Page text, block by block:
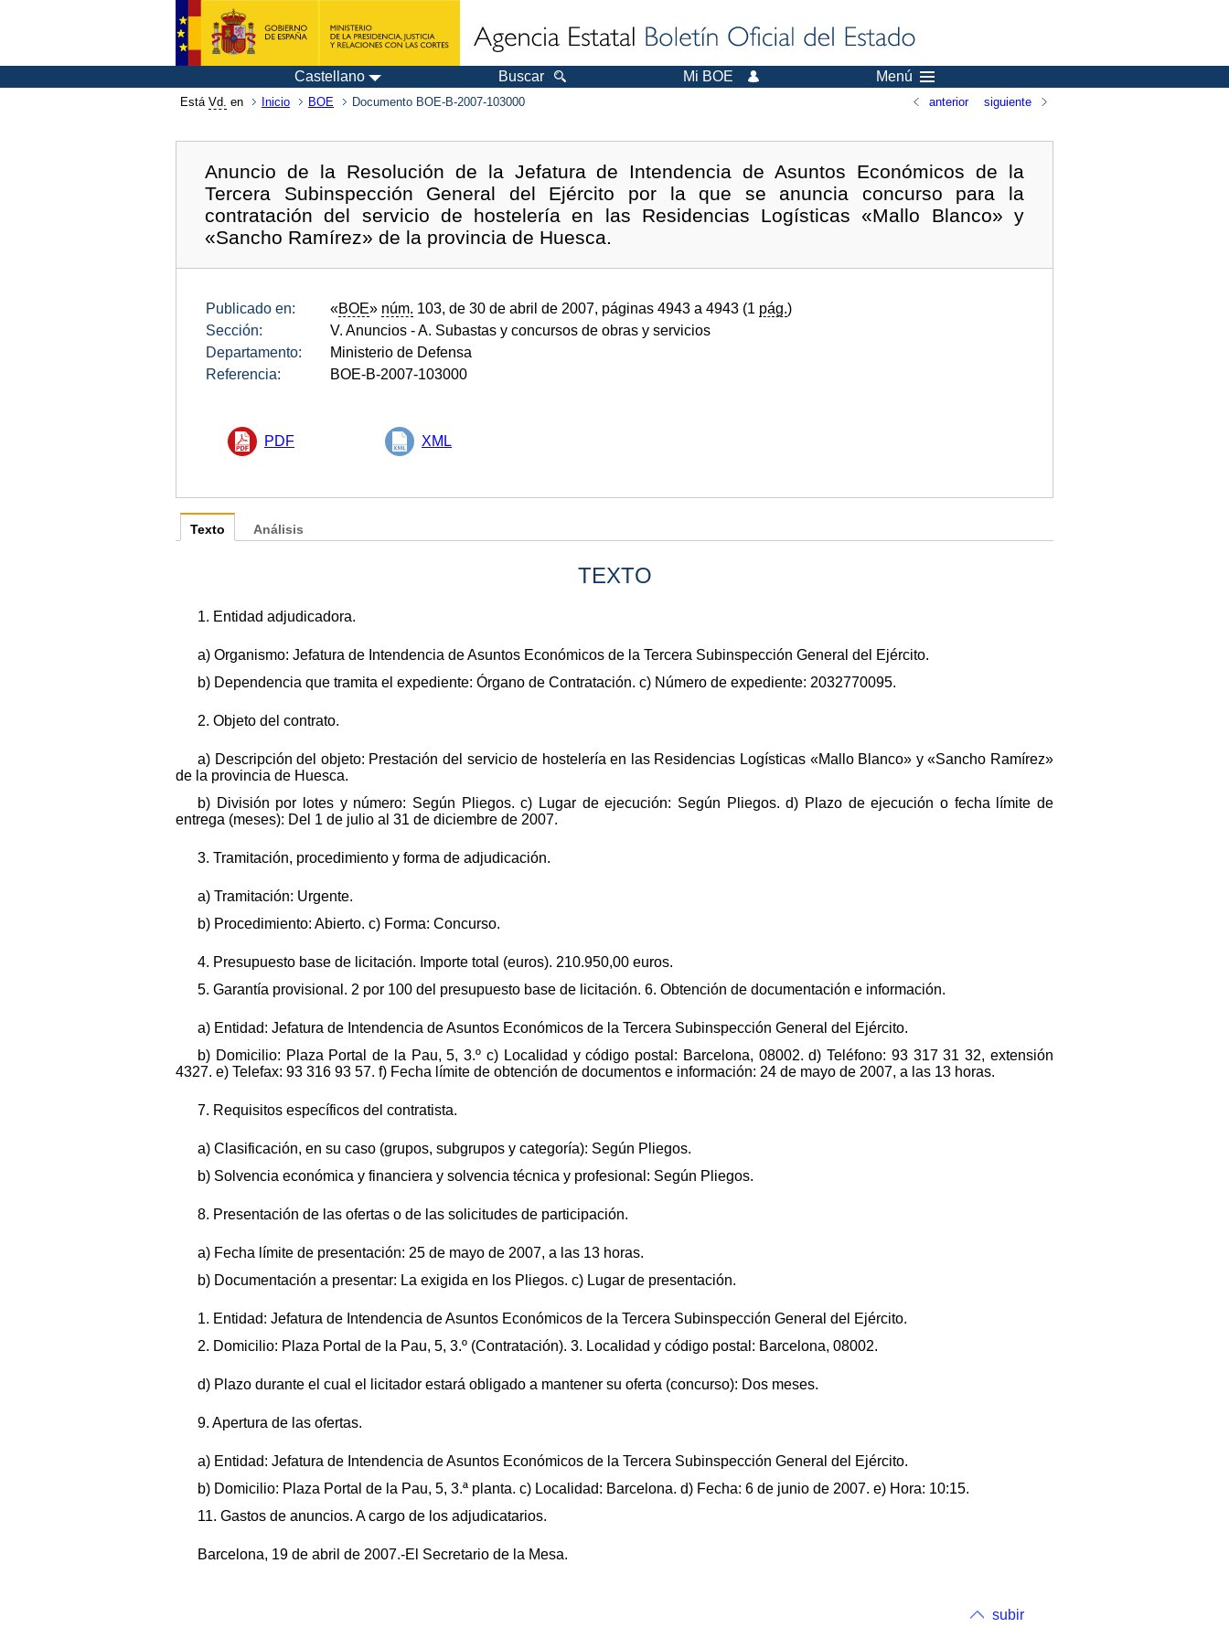
Castellano Buscar Mi BOE Menú
Está Vd. en Inicio BOE Documento BOE-B-2007-103000 anterior siguiente
Anuncio de la Resolución de la Jefatura de Intendencia de Asuntos Económicos de la
Tercera Subinspección General del Ejército por la que se anuncia concurso para la
contratación del servicio de hostelería en las Residencias Logísticas «Mallo Blanco» y
«Sancho Ramírez» de la provincia de Huesca.
Publicado en: «BOE» núm. 103, de 30 de abril de 2007, páginas 4943 a 4943 (1 pág.)
Sección:
V. Anuncios - A. Subastas y concursos de obras y servicios
Departamento:
Ministerio de Defensa
Referencia:
BOE-B-2007-103000
PDF XML
Texto
TEXTO
1. Entidad adjudicadora.
a) Organismo: Jefatura de Intendencia de Asuntos Económicos de la Tercera Subinspección General del Ejército.
b) Dependencia que tramita el expediente: Órgano de Contratación. c) Número de expediente: 2032770095.
2. Objeto del contrato.
a) Descripción del objeto: Prestación del servicio de hostelería en las Residencias Logísticas «Mallo Blanco» y «Sancho Ramírez»
de la provincia de Huesca.
b) División por lotes y número: Según Pliegos. c) Lugar de ejecución: Según Pliegos. d) Plazo de ejecución o fecha límite de
entrega (meses): Del 1 de julio al 31 de diciembre de 2007.
3. Tramitación, procedimiento y forma de adjudicación.
a) Tramitación: Urgente.
b) Procedimiento: Abierto. c) Forma: Concurso.
4. Presupuesto base de licitación. Importe total (euros). 210.950,00 euros.
5. Garantía provisional. 2 por 100 del presupuesto base de licitación. 6. Obtención de documentación e información.
a) Entidad: Jefatura de Intendencia de Asuntos Económicos de la Tercera Subinspección General del Ejército.
b) Domicilio: Plaza Portal de la Pau, 5, 3.º c) Localidad y código postal: Barcelona, 08002. d) Teléfono: 93 317 31 32, extensión
4327. e) Telefax: 93 316 93 57. f) Fecha límite de obtención de documentos e información: 24 de mayo de 2007, a las 13 horas.
7. Requisitos específicos del contratista.
a) Clasificación, en su caso (grupos, subgrupos y categoría): Según Pliegos.
b) Solvencia económica y financiera y solvencia técnica y profesional: Según Pliegos.
8. Presentación de las ofertas o de las solicitudes de participación.
a) Fecha límite de presentación: 25 de mayo de 2007, a las 13 horas.
b) Documentación a presentar: La exigida en los Pliegos. c) Lugar de presentación.
1. Entidad: Jefatura de Intendencia de Asuntos Económicos de la Tercera Subinspección General del Ejército.
2. Domicilio: Plaza Portal de la Pau, 5, 3.º (Contratación). 3. Localidad y código postal: Barcelona, 08002.
d) Plazo durante el cual el licitador estará obligado a mantener su oferta (concurso): Dos meses.
9. Apertura de las ofertas.
a) Entidad: Jefatura de Intendencia de Asuntos Económicos de la Tercera Subinspección General del Ejército.
b) Domicilio: Plaza Portal de la Pau, 5, 3.ª planta. c) Localidad: Barcelona. d) Fecha: 6 de junio de 2007. e) Hora: 10:15.
11. Gastos de anuncios. A cargo de los adjudicatarios.
Barcelona, 19 de abril de 2007.-El Secretario de la Mesa.
Análisis
subir